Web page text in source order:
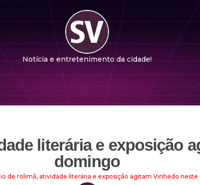
Notícia e entretenimento da cidade!
literária e exposição
domingo
de rolimã, atividade literária e exposição agitam Vinhedo